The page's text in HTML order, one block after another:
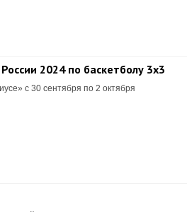
2024 по баскетболу 3х3
с 30 сентября по 2 октября